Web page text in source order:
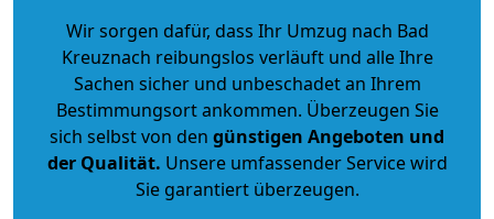
Wir sorgen dafür, dass Ihr Umzug nach Bad
Kreuznach reibungslos verläuft und alle Ihre
Sachen sicher und unbeschadet an Ihrem
Bestimmungsort ankommen. Überzeugen Sie
sich selbst von den günstigen Angeboten und
der Qualität. Unsere umfassender Service wird
Sie garantiert überzeugen.